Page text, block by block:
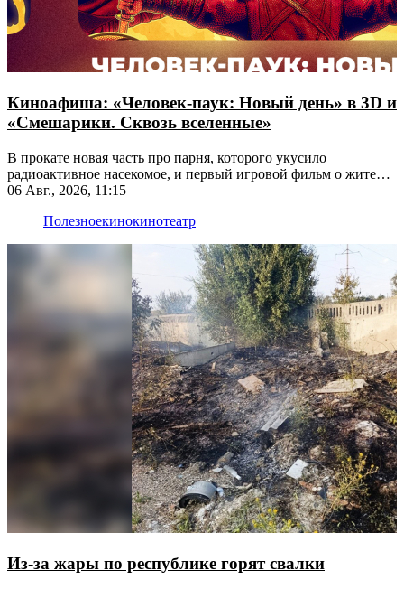
Киноафиша: «Человек-паук: Новый день» в 3D и
«Смешарики. Сквозь вселенные»
В прокате новая часть про парня, которого укусило
радиоактивное насекомое, и первый игровой фильм о жителях
Ромашковой долины
06 Авг., 2026, 11:15
Полезноекинокинотеатр
Из-за жары по республике горят свалки